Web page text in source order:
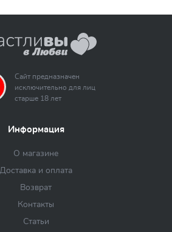
Сайт предназначен
исключительно для лиц
старше 18 лет
Информация
О магазине
Доставка и оплата
Возврат
Контакты
Статьи